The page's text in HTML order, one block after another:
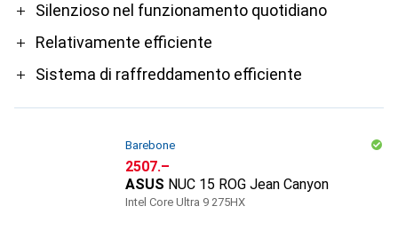
ProSilenzioso nel funzionamento quotidiano
Relativamente efficiente
Sistema di raffreddamento efficiente
Barebone
CHF
2507.–
ASUS NUC 15 ROG Jean Canyon
Intel Core Ultra 9 275HX